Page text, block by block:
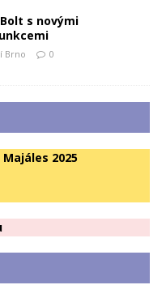
s novými
Brno 0
2025